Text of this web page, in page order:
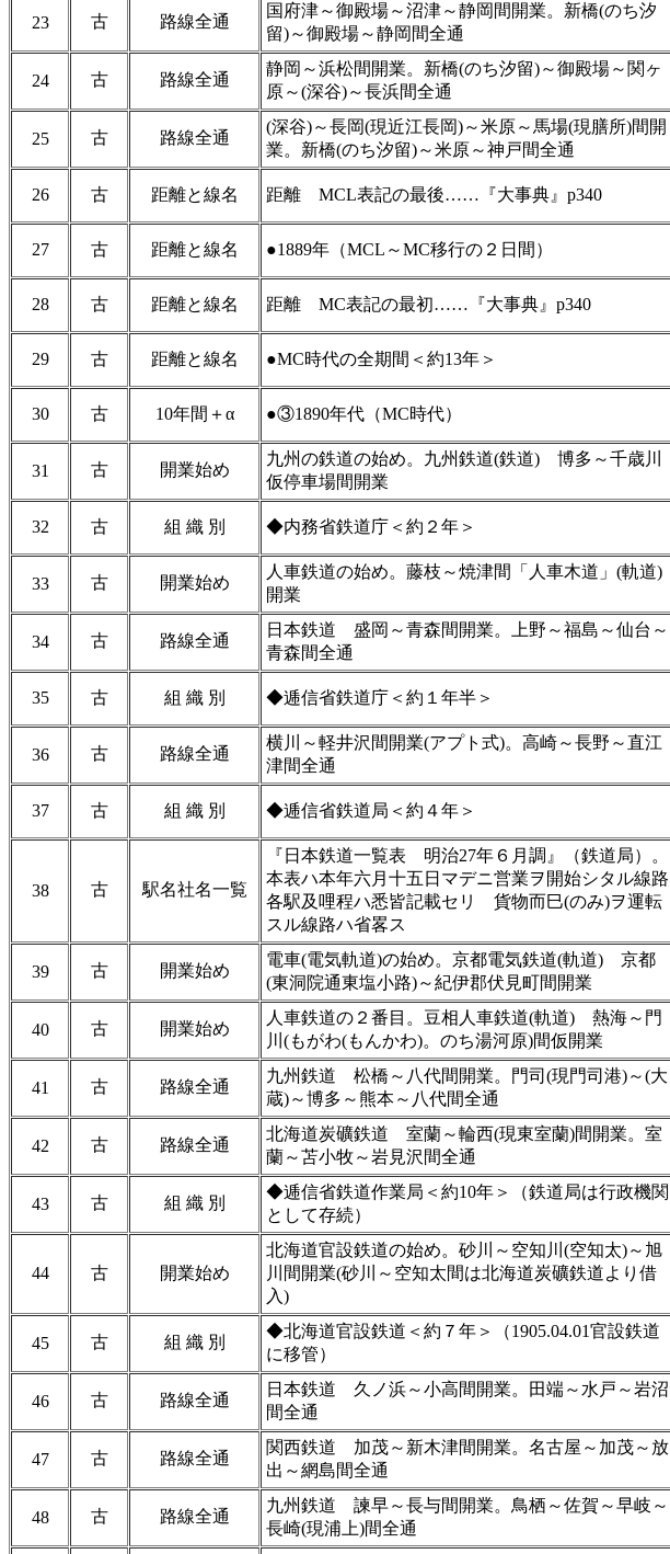
23 古 路線全通
国府津～御殿場～沼津～静岡間開業。新橋(のち汐
留)～御殿場～静岡間全通
24 古 路線全通
静岡～浜松間開業。新橋(のち汐留)～御殿場～関ヶ
原～(深谷)～長浜間全通
25 古 路線全通
(深谷)～長岡(現近江長岡)～米原～馬場(現膳所)間開
業。新橋(のち汐留)～米原～神戸間全通
26 古 距離と線名 距離 MCL表記の最後……『大事典』p340
27 古 距離と線名 ●1889年（MCL～MC移行の２日間）
28 古 距離と線名 距離 MC表記の最初……『大事典』p340
29 古 距離と線名 ●MC時代の全期間＜約13年＞
30 古 10年間＋α ●③1890年代（MC時代）
31 古 開業始め
九州の鉄道の始め。九州鉄道(鉄道) 博多～千歳川
仮停車場間開業
32 古 組 織 別 ◆内務省鉄道庁＜約２年＞
33 古 開業始め
人車鉄道の始め。藤枝～焼津間「人車木道」(軌道)
開業
34 古 路線全通
日本鉄道 盛岡～青森間開業。上野～福島～仙台～
青森間全通
35 古 組 織 別 ◆逓信省鉄道庁＜約１年半＞
36 古 路線全通
横川～軽井沢間開業(アプト式)。高崎～長野～直江
津間全通
37 古 組 織 別 ◆逓信省鉄道局＜約４年＞
38 古 駅名社名一覧
『日本鉄道一覧表 明治27年６月調』（鉄道局）。
本表ハ本年六月十五日マデニ営業ヲ開始シタル線路
各駅及哩程ハ悉皆記載セリ 貨物而巳(のみ)ヲ運転
スル線路ハ省畧ス
39 古 開業始め
電車(電気軌道)の始め。京都電気鉄道(軌道) 京都
(東洞院通東塩小路)～紀伊郡伏見町間開業
40 古 開業始め
人車鉄道の２番目。豆相人車鉄道(軌道) 熱海～門
川(もがわ(もんかわ)。のち湯河原)間仮開業
41 古 路線全通
九州鉄道 松橋～八代間開業。門司(現門司港)～(大
蔵)～博多～熊本～八代間全通
42 古 路線全通
北海道炭礦鉄道 室蘭～輪西(現東室蘭)間開業。室
蘭～苫小牧～岩見沢間全通
43 古 組 織 別
◆逓信省鉄道作業局＜約10年＞（鉄道局は行政機関
として存続）
44 古 開業始め
北海道官設鉄道の始め。砂川～空知川(空知太)～旭
川間開業(砂川～空知太間は北海道炭礦鉄道より借
入)
45 古 組 織 別
◆北海道官設鉄道＜約７年＞（1905.04.01官設鉄道
に移管）
46 古 路線全通
日本鉄道 久ノ浜～小高間開業。田端～水戸～岩沼
間全通
47 古 路線全通
関西鉄道 加茂～新木津間開業。名古屋～加茂～放
出～網島間全通
48 古 路線全通
九州鉄道 諫早～長与間開業。鳥栖～佐賀～早岐～
長崎(現浦上)間全通